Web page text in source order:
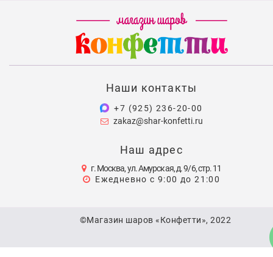
Наши контакты
+7 (925) 236-20-00
zakaz@shar-konfetti.ru
Наш адрес
г. Москва, ул. Амурская, д. 9/6, стр. 11
Ежедневно с 9:00 до 21:00
©Магазин шаров «Конфетти», 2022